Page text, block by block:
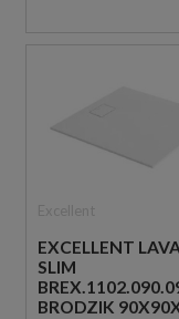
EXCELLENT
SLIM
BRODZIK